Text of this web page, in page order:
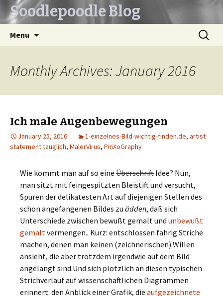
Soodlepoodle Blog
Menu
Search
for:
Monthly Archives: January 2016
Ich male Augenbewegungen
January 25, 2016 1-einzelnes-Bild-wichtig-finden.de, artist
statement tauglich, MalerVirus, PinXoGraphy
Wie kommt man auf so eine Überschrift Idee? Nun,
man sitzt mit feingespitzten Bleistift und versucht,
Spuren der delikatesten Art auf diejenigen Stellen des
schon angefangenen Bildes zu ädden, daß sich
Unterschiede zwischen bewußt gemalt und unbewußt
gemaltvermengen.. Kurz: entschlossen fahrig Striche
machen, denen man keinen (zeichnerischen) Willen
ansieht, die aber trotzdem irgendwie auf dem Bild
angelangt sind.Und sich plötzlich an diesen typischen
Strichverlauf auf wissenschaftlichen Diagrammen
erinnert: den Anblick einer Grafik, die aufgezeichnete